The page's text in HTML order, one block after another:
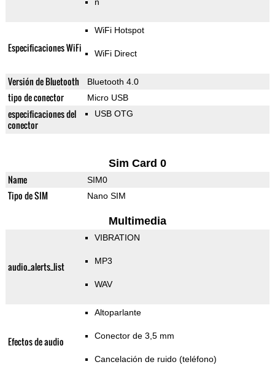
Especificaciones WiFi
WiFi Hotspot
WiFi Direct
Versión de Bluetooth Bluetooth 4.0
tipo de conector Micro USB
especificaciones del
conector
USB OTG
Sim Card 0
Name SIM0
Tipo de SIM Nano SIM
Multimedia
audio_alerts_list
VIBRATION
MP3
WAV
Efectos de audio
Altoparlante
Conector de 3,5 mm
Cancelación de ruido (teléfono)